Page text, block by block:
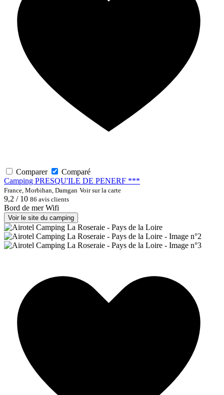
Comparer
Comparé
Camping PRESQU'ILE DE PENERF ***
France, Morbihan, Damgan Voir sur la carte
9,2 / 10 86 avis clients
Bord de mer Wifi
Voir le site du camping